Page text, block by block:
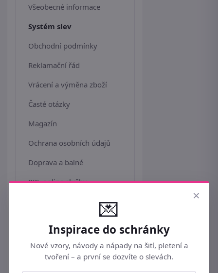
Všeobecné informace
Systém slev
Obchodní podmínky
Reklamační řád
Vrácení a výměna zboží
Časté otázky
Magazín
Ochrana osobních údajů
Doprava a balné
PPL online služby
Platba kreditní kartou
Bonus a slevové kupóny
Jak uplatnit slevový kód
×
💌
Inspirace do schránky
Nové vzory, návody a nápady na šití, pletení a
tvoření – a první se dozvíte o slevách.